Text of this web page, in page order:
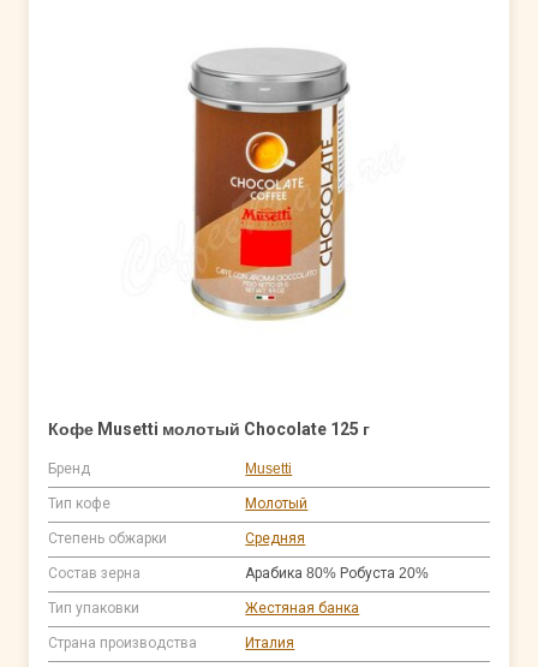
Кофе Musetti молотый Chocolate 125 г
Бренд Musetti
Тип кофе Молотый
Степень обжарки Средняя
Состав зерна Арабика 80% Робуста 20%
Тип упаковки Жестяная банка
Страна производства Италия